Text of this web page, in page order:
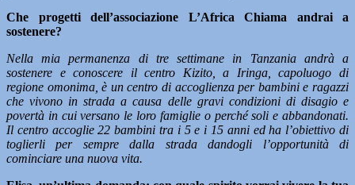
Che progetti dell’associazione L’Africa Chiama andrai a
sostenere?
Nella mia permanenza di tre settimane in Tanzania andrà a
sostenere e conoscere il centro Kizito, a Iringa, capoluogo di
regione omonima, è un centro di accoglienza per bambini e ragazzi
che vivono in strada a causa delle gravi condizioni di disagio e
povertà in cui versano le loro famiglie o perché soli e abbandonati.
Il centro accoglie 22 bambini tra i 5 e i 15 anni ed ha l’obiettivo di
toglierli per sempre dalla strada dandogli l’opportunità di
cominciare una nuova vita.